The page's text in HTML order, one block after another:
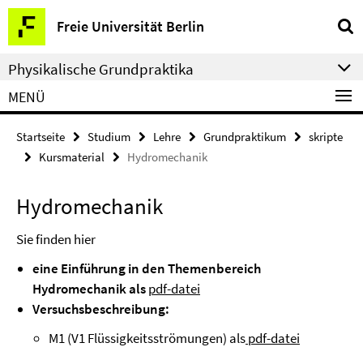
Springe
direkt
zu
Inhalt
Freie Universität Berlin
Service-
Navigation
Physikalische Grundpraktika
MENÜ
Startseite Studium Lehre Grundpraktikum
skripte
Kursmaterial
Hydromechanik
Hydromechanik
Sie finden hier
eine Einführung in den Themenbereich
Hydromechanik alspdf-datei
Versuchsbeschreibung:
M1 (V1 Flüssigkeitsströmungen) alspdf-datei